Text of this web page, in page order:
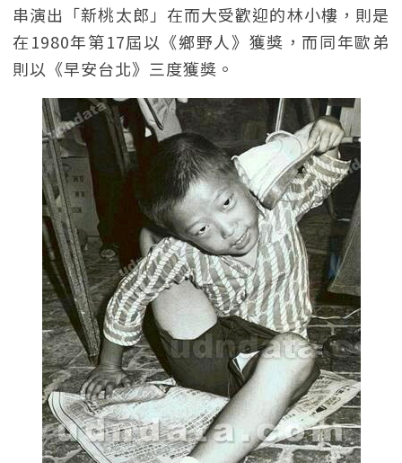
串演出「新桃太郎」在而大受歡迎的林小樓，則是
在1980年第17屆以《鄉野人》獲獎，而同年歐弟
則以《早安台北》三度獲獎。